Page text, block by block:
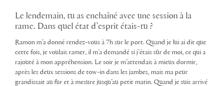
Le lendemain, tu as enchaîné avec une session à la
rame. Dans quel état d’esprit étais-tu ?
Ramon m’a donné rendez-vous à 7h sur le port. Quand je lui ai dit que
cette fois, je voulais ramer, il m’a demandé si j’étais sûr de moi, ce qui a
rajouté à mon appréhension. Le soir je m’attendais à mieux dormir,
après les deux sessions de tow-in dans les jambes, mais ma peur
grandissait au fur et à mesure jusqu’au petit matin. Quand je suis arrivé